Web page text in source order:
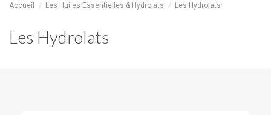
Accueil Les Huiles Essentielles & Hydrolats Les Hydrolats
Les Hydrolats